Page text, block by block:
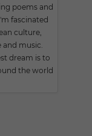
poems and
fascinated
culture,
and music.
dream is to
the world